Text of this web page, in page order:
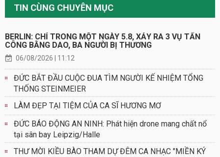
TIN CÙNG CHUYÊN MỤC
BERLIN: CHỈ TRONG MỘT NGÀY 5.8, XẢY RA 3 VỤ TẤN
CÔNG BẰNG DAO, BA NGƯỜI BỊ THƯƠNG
06/08/2026 | 11:12
ĐỨC BẮT ĐẦU CUỘC ĐUA TÌM NGƯỜI KẾ NHIỆM TỔNG
THỐNG STEINMEIER
LÀM ĐẸP TẠI TIỆM CỦA CA SĨ HƯƠNG MƠ
ĐỨC BÁO ĐỘNG AN NINH: Phát hiện drone mang chất nổ
tại sân bay Leipzig/Halle
THƯ MỜI KIỀU BÀO THAM DỰ ĐÊM CA NHẠC "MIỀN KÝ